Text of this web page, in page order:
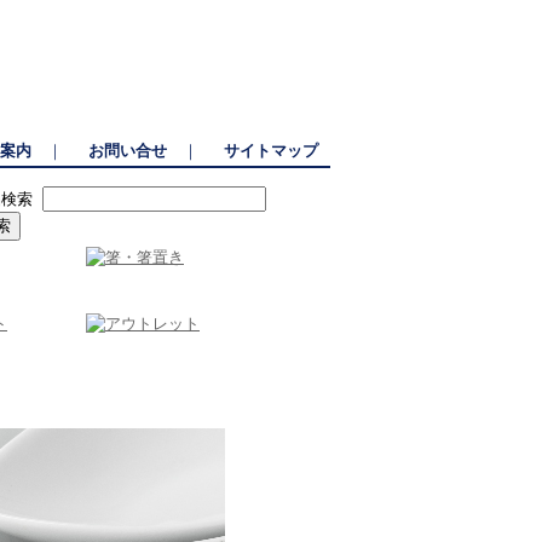
内 ｜ お問い合せ ｜ サイトマップ
索